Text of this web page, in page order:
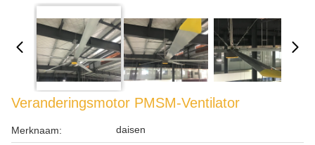
Veranderingsmotor PMSM-Ventilator
Merknaam: daisen